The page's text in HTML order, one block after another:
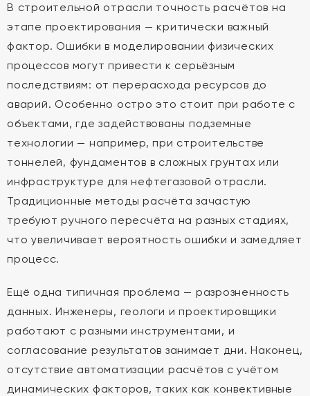
В строительной отрасли точность расчётов на
этапе проектирования — критически важный
фактор. Ошибки в моделировании физических
процессов могут привести к серьёзным
последствиям: от перерасхода ресурсов до
аварий. Особенно остро это стоит при работе с
объектами, где задействованы подземные
технологии — например, при строительстве
тоннелей, фундаментов в сложных грунтах или
инфраструктуре для нефтегазовой отрасли.
Традиционные методы расчёта зачастую
требуют ручного пересчёта на разных стадиях,
что увеличивает вероятность ошибки и замедляет
процесс.
Ещё одна типичная проблема — разрозненность
данных. Инженеры, геологи и проектировщики
работают с разными инструментами, и
согласование результатов занимает дни. Наконец,
отсутствие автоматизации расчётов с учётом
динамических факторов, таких как конвективные